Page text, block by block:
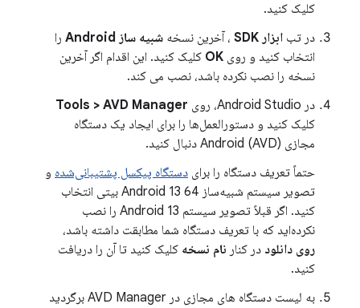
کلیک کنید.
در تب ابزار SDK ، آخرین نسخه شبیه ساز Android
را
انتخاب کنید و روی OK کلیک کنید. این اقدام اگر آخرین
نسخه را نصب نکرده باشد، نصب می کند.
در Android Studio، روی
Tools > AVD Manager
کلیک کنید و دستورالعمل‌ها را برای ایجاد یک دستگاه
مجازی Android (AVD) دنبال کنید.
حتماً تعریف دستگاه را برای دستگاه پیکسل پشتیبانی‌شده و
تصویر سیستم شبیه‌ساز Android 13 64 بیتی انتخاب
کنید. اگر قبلاً تصویر سیستم Android 13 را نصب
نکرده‌اید که با تعریف دستگاه شما مطابقت داشته باشد،
روی دانلود در کنار نام نسخه کلیک کنید تا آن را دریافت
کنید.
به لیست دستگاه های مجازی در AVD Manager برگردید